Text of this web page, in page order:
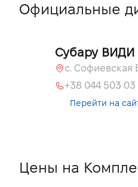
Официальные
Субару ВИДИ
+38 044 503 03
Перейти на
Цены на